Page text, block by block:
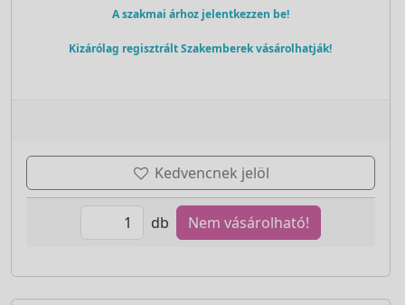
A szakmai árhoz jelentkezzen be!
Kizárólag regisztrált Szakemberek vásárolhatják!
Kedvencnek jelöl
db Nem vásárolható!